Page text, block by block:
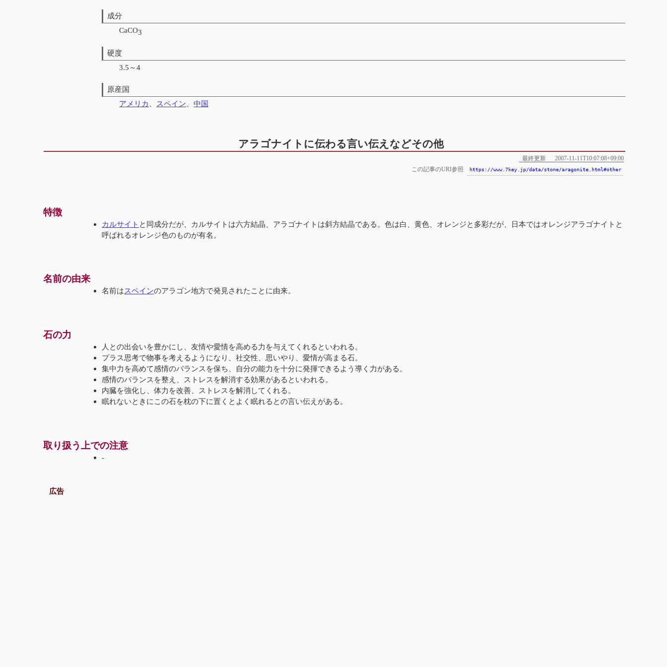
成分
CaCO3
硬度
3.5～4
原産国
アメリカ 、 スペイン、中国
アラゴナイトに伝わる言い伝えなどその他
最終更新
2007-11-11T10:07:08+09:00
この記事のURI参照
https://www.7key.jp/data/stone/aragonite.html#other
特徴
カルサイト と同成分だが、カルサイトは六方結晶、アラゴナイトは斜方結晶である。色は白、黄色、オレンジと多彩だが、日本ではオレンジアラゴナイトと
呼ばれるオレンジ色のものが有名。
名前の由来
名前はスペインのアラゴン地方で発見されたことに由来。
石の力
人との出会いを豊かにし、友情や愛情を高める力を与えてくれるといわれる。
プラス思考で物事を考えるようになり、社交性、思いやり、愛情が高まる石。
集中力を高めて感情のバランスを保ち、自分の能力を十分に発揮できるよう導く力がある。
感情のバランスを整え、ストレスを解消する効果があるといわれる。
内臓を強化し、体力を改善、ストレスを解消してくれる。
眠れないときにこの石を枕の下に置くとよく眠れるとの言い伝えがある。
取り扱う上での注意
-
広告